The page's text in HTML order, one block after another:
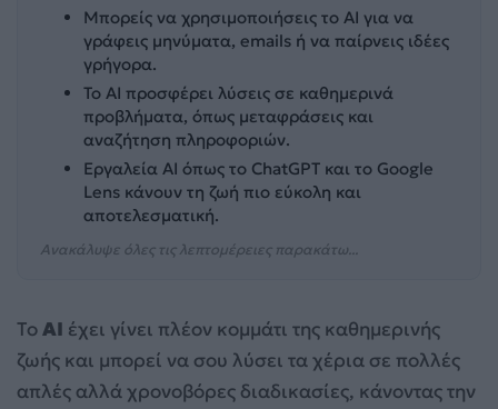
Μπορείς να χρησιμοποιήσεις το AI για να
γράφεις μηνύματα, emails ή να παίρνεις ιδέες
γρήγορα.
Το AI προσφέρει λύσεις σε καθημερινά
προβλήματα, όπως μεταφράσεις και
αναζήτηση πληροφοριών.
Εργαλεία AI όπως το ChatGPT και το Google
Lens κάνουν τη ζωή πιο εύκολη και
αποτελεσματική.
Ανακάλυψε όλες τις λεπτομέρειες παρακάτω...
ΤοAI έχει γίνει πλέον κομμάτι της καθημερινής
ζωής και μπορεί να σου λύσει τα χέρια σε πολλές
απλές αλλά χρονοβόρες διαδικασίες, κάνοντας την